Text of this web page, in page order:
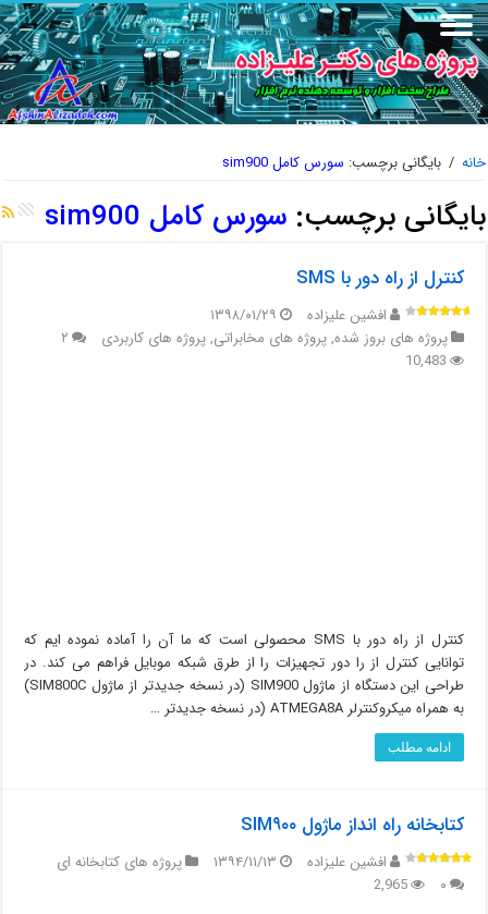
خانه / بایگانی برچسب: سورس کامل sim900
بایگانی برچسب:سورس کامل sim900
کنترل از راه دور با SMS
افشین علیزاده
۱۳۹۸/۰۱/۲۹
پروژه های بروز شده,پروژه های مخابراتی,پروژه های کاربردی
۲
10,483
کنترل از راه دور با SMS محصولی است که ما آن را آماده نموده ایم که
توانایی کنترل از را دور تجهیزات را از طرق شبکه موبایل فراهم می کند. در
طراحی این دستگاه از ماژول SIM900 (در نسخه جدیدتر از ماژول SIM800C)
به همراه میکروکنترلر ATMEGA8A (در نسخه جدیدتر …
ادامه مطلب
کتابخانه راه انداز ماژول SIM۹۰۰
افشین علیزاده ۱۳۹۴/۱۱/۱۳
پروژه های کتابخانه ای
۰
2,965